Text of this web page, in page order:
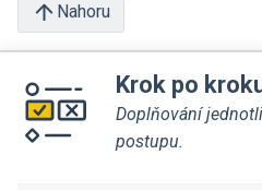
Nahoru
Krok po
Doplňování
postupu.